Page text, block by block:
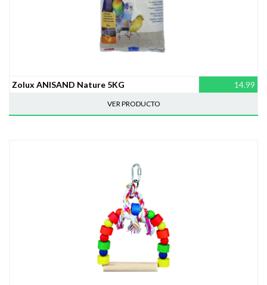
Zolux ANISAND Nature 5KG 14.99
VER PRODUCTO